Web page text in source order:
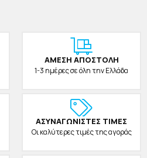
ΑΜΕΣΗ ΑΠΟΣΤΟΛΗ
1-3 ημέρες σε όλη την Ελλάδα
ΑΣΥΝΑΓΩΝΙΣΤΕΣ ΤΙΜΕΣ
Οι καλύτερες τιμές της αγοράς